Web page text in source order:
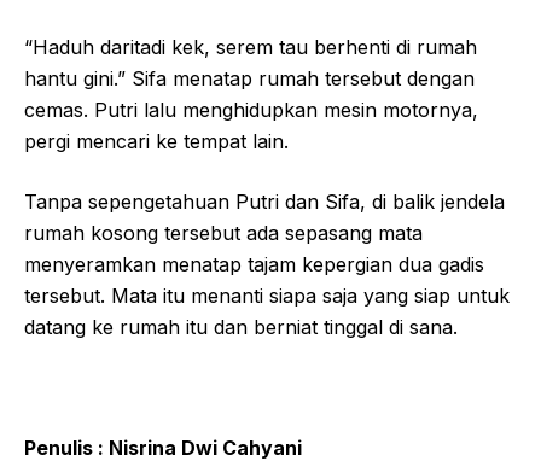
“Haduh daritadi kek, serem tau berhenti di rumah
hantu gini.” Sifa menatap rumah tersebut dengan
cemas. Putri lalu menghidupkan mesin motornya,
pergi mencari ke tempat lain.
Tanpa sepengetahuan Putri dan Sifa, di balik jendela
rumah kosong tersebut ada sepasang mata
menyeramkan menatap tajam kepergian dua gadis
tersebut. Mata itu menanti siapa saja yang siap untuk
datang ke rumah itu dan berniat tinggal di sana.
Penulis : Nisrina Dwi Cahyani